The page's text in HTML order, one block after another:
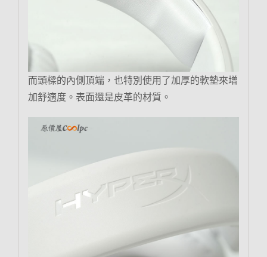
而頭樑的內側頂端，也特別使用了加厚的軟墊來增
加舒適度。表面還是皮革的材質。